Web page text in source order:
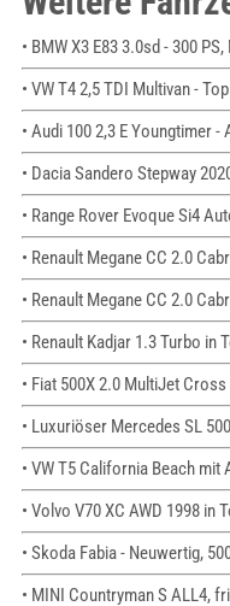
• BMW X3 E83 3.0sd - 300
• VW T4 2,5 TDI Multivan -
• Audi 100 2,3 E Youngtimer
• Dacia Sandero Stepway
• Range Rover Evoque Si4
• Renault Megane CC 2.0
• Renault Megane CC 2.0
• Renault Kadjar 1.3 Turbo in
• Fiat 500X 2.0 MultiJet
• Luxuriöser Mercedes SL
• VW T5 California Beach
• Volvo V70 XC AWD 1998 in
• Skoda Fabia - Neuwertig,
• MINI Countryman S ALL4,